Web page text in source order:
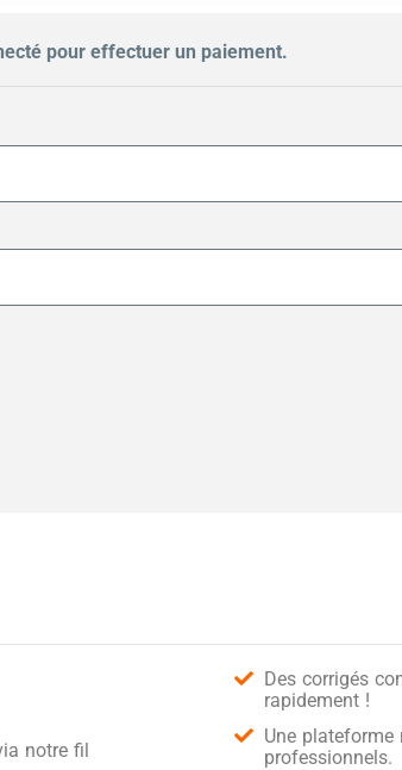
pour effectuer un paiement.
notre fil
Des corrigés
rapidement !
Une plateforme
professionnels.